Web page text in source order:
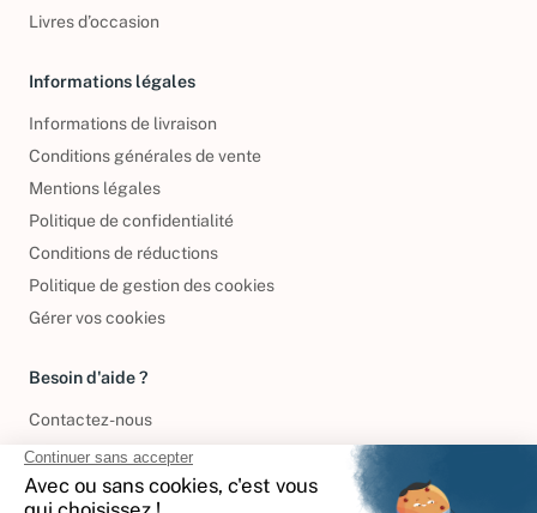
Livres d’occasion
Informations légales
Informations de livraison
Conditions générales de vente
Mentions légales
Politique de confidentialité
Conditions de réductions
Politique de gestion des cookies
Gérer vos cookies
Besoin d'aide ?
Contactez-nous